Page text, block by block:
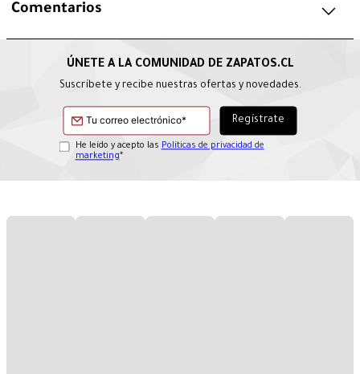
Comentarios
Suscríbete y recibe nuestras ofertas y novedades.
He leído y acepto las Políticas de privacidad de
marketing*